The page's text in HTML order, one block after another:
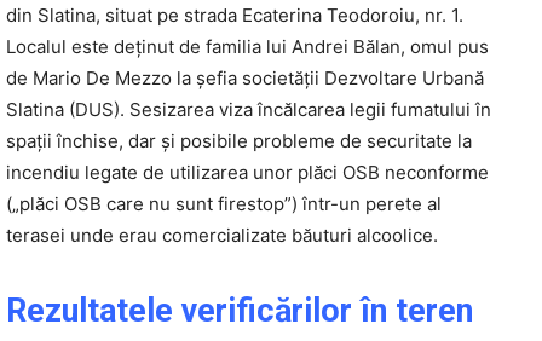
din Slatina, situat pe strada Ecaterina Teodoroiu, nr. 1.
Localul este deţinut de familia lui Andrei Bălan, omul pus
de Mario De Mezzo la şefia societăţii Dezvoltare Urbană
Slatina (DUS). Sesizarea viza încălcarea legii fumatului în
spații închise, dar și posibile probleme de securitate la
incendiu legate de utilizarea unor plăci OSB neconforme
(„plăci OSB care nu sunt firestop”) într-un perete al
terasei unde erau comercializate băuturi alcoolice.
Rezultatele verificărilor în teren